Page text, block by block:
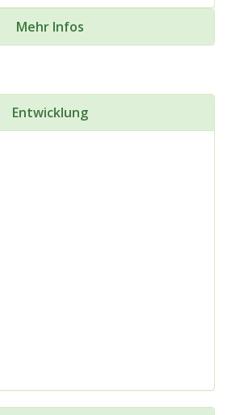
Mehr Infos
Entwicklung